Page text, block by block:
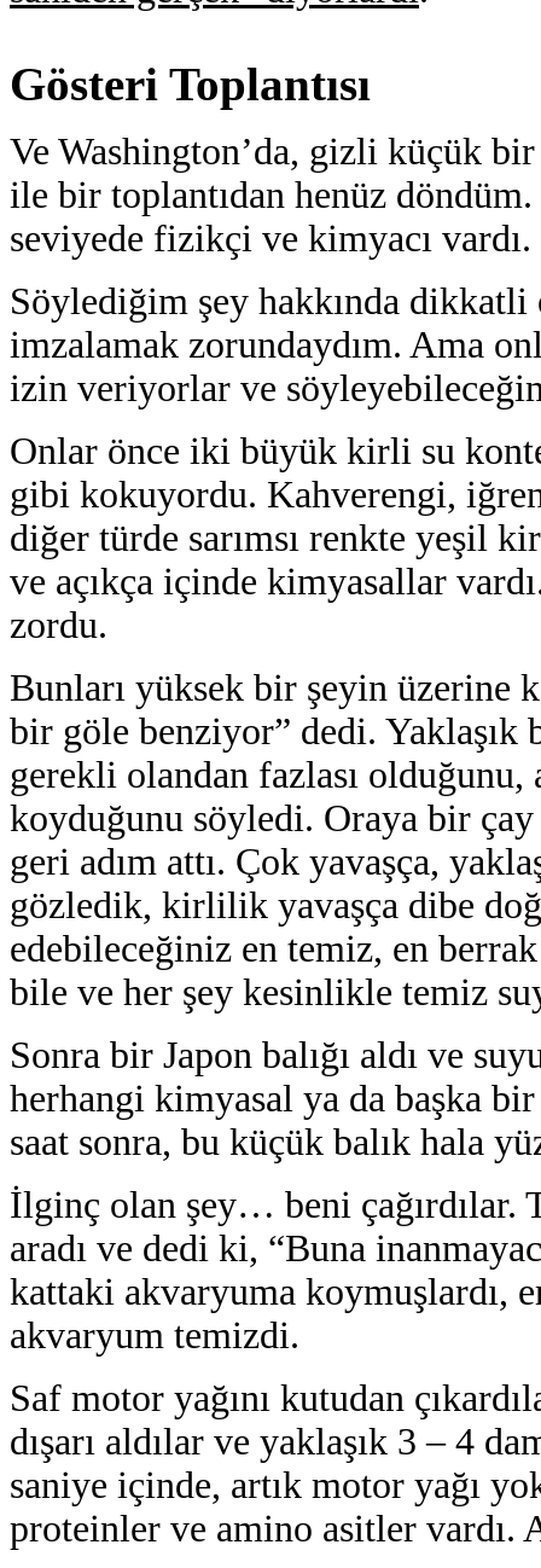
Gösteri Toplantısı
Ve Washington’da, gizli küçük
ile bir toplantıdan henüz
seviyede fizikçi ve kimyacı vardı.
Söylediğim şey hakkında dikkatli
imzalamak zorundaydım. Ama
izin veriyorlar ve
Onlar önce iki büyük kirli su
gibi kokuyordu. Kahverengi,
diğer türde sarımsı renkte yeşil
ve açıkça içinde kimyasallar
zordu.
Bunları yüksek bir şeyin üzerine
bir göle benziyor” dedi. Yaklaşık
gerekli olandan fazlası olduğunu,
koyduğunu söyledi. Oraya bir çay
geri adım attı. Çok yavaşça,
gözledik, kirlilik yavaşça dibe
edebileceğiniz en temiz, en
bile ve her şey kesinlikle temiz
Sonra bir Japon balığı aldı ve
herhangi kimyasal ya da başka
saat sonra, bu küçük balık hala
İlginç olan şey… beni çağırdılar.
aradı ve dedi ki, “Buna
kattaki akvaryuma koymuşlardı,
akvaryum temizdi.
Saf motor yağını kutudan
dışarı aldılar ve yaklaşık 3 – 4
saniye içinde, artık motor yağı
proteinler ve amino asitler vardı.